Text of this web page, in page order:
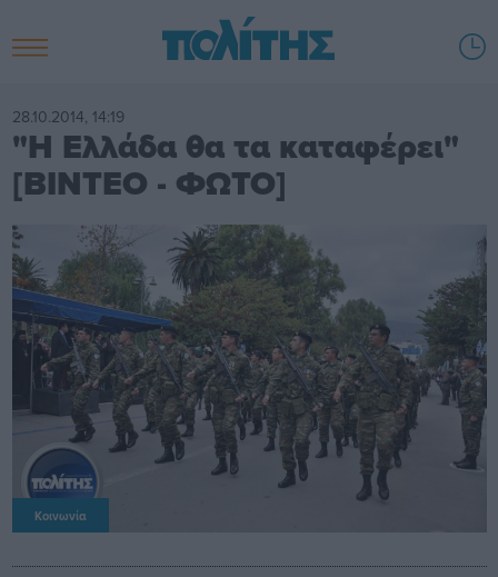
28.10.2014, 14:19
"Η Ελλάδα θα τα καταφέρει"
[ΒΙΝΤΕΟ - ΦΩΤΟ]
Κοινωνία